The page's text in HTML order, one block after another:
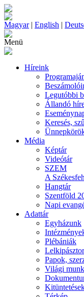
Magyar| English |
Menü
Híreink
Legutóbbi
Állandó
Keresés,
Média
Képtár
Videótár
SZEM
A
Hangtár
Szentföld
Napi
Adattár
Egyházunk
Plébániák
Papok,
Világi